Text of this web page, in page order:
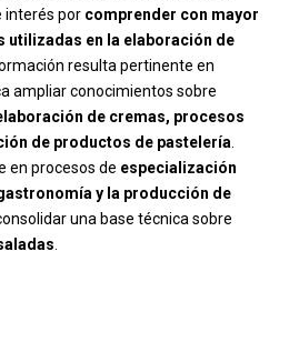
interés por comprender con mayor
utilizadas en la elaboración de
resulta pertinente en
ampliar conocimientos sobre
de cremas, procesos
de productos de pastelería.
en procesos de especialización
y la producción de
una base técnica sobre
.